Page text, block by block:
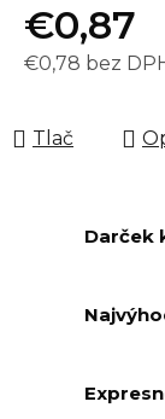
€0,87
€0,78 bez
Tlač
Darček